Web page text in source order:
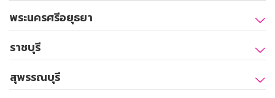
พระนครศรีอยุธยา
ราชบุรี
สุพรรณบุรี